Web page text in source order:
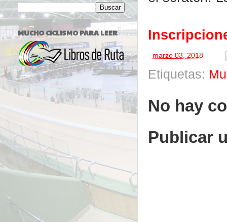
- marzo 03, 2018
Etiquetas:
No hay
Publicar
MUCHO CICLISMO PARA LEER